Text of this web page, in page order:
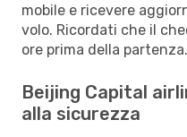
mobile e ricevere
volo. Ricordati che il
ore prima della partenza.
Beijing Capital
alla sicurezza